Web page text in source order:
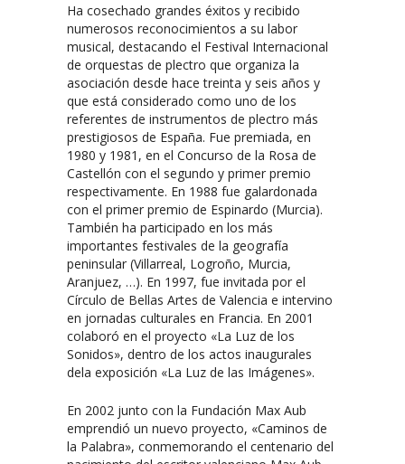
Ha cosechado grandes éxitos y recibido
numerosos reconocimientos a su labor
musical, destacando el Festival Internacional
de orquestas de plectro que organiza la
asociación desde hace treinta y seis años y
que está considerado como uno de los
referentes de instrumentos de plectro más
prestigiosos de España. Fue premiada, en
1980 y 1981, en el Concurso de la Rosa de
Castellón con el segundo y primer premio
respectivamente. En 1988 fue galardonada
con el primer premio de Espinardo (Murcia).
También ha participado en los más
importantes festivales de la geografía
peninsular (Villarreal, Logroño, Murcia,
Aranjuez, …). En 1997, fue invitada por el
Círculo de Bellas Artes de Valencia e intervino
en jornadas culturales en Francia. En 2001
colaboró en el proyecto «La Luz de los
Sonidos», dentro de los actos inaugurales
dela exposición «La Luz de las Imágenes».
En 2002 junto con la Fundación Max Aub
emprendió un nuevo proyecto, «Caminos de
la Palabra», conmemorando el centenario del